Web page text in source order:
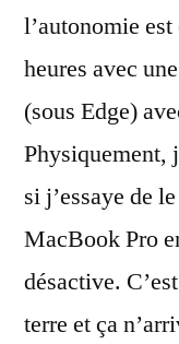
l’autonomie
heures avec
(sous Edge)
Physiquement,
si j’essaye de
MacBook Pro
désactive.
terre et ça